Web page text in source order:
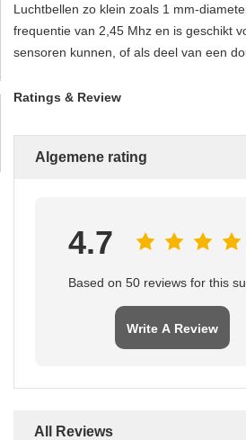
Luchtbellen zo klein zoals 1 mm-
frequentie van 2,45 Mhz en is geschikt
sensoren kunnen, of als deel van een
Ratings & Review
Algemene rating
4.7
Based on 50 reviews for this
Write A Review
All Reviews